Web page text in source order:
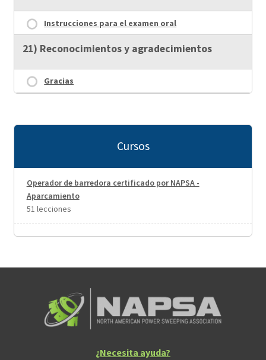
Instrucciones para el examen oral
21) Reconocimientos y agradecimientos
Gracias
Cursos
Operador de barredora certificado por NAPSA -
Aparcamiento
51 lecciones
¿Necesita ayuda?